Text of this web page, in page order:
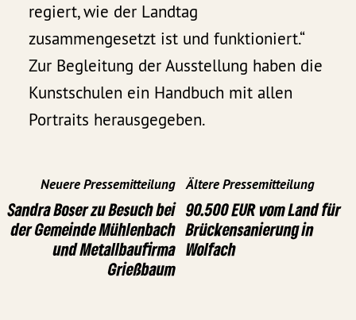
regiert, wie der Landtag
zusammengesetzt ist und funktioniert.“
Zur Begleitung der Ausstellung haben die
Kunstschulen ein Handbuch mit allen
Portraits herausgegeben.
Neuere Pressemitteilung
Sandra Boser zu Besuch bei
der Gemeinde Mühlenbach
und Metallbaufirma
Grießbaum
Ältere Pressemitteilung
90.500 EUR vom Land für
Brückensanierung in
Wolfach